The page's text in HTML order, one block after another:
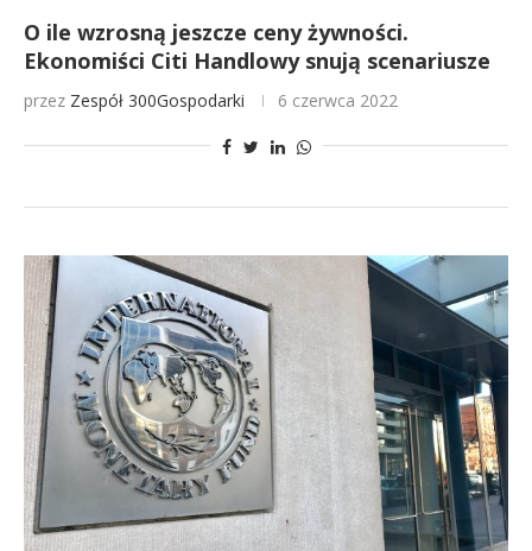
O ile wzrosną jeszcze ceny żywności.
Ekonomiści Citi Handlowy snują scenariusze
przez Zespół 300Gospodarki 6 czerwca 2022